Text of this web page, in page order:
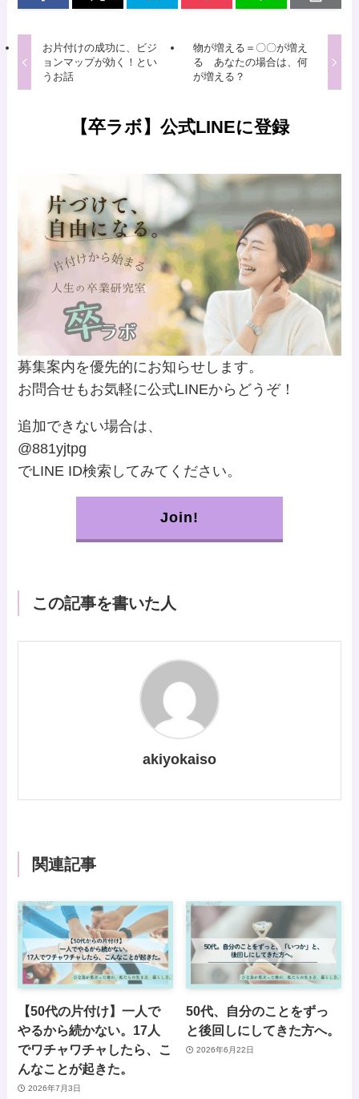
お片付けの成功に、ビジ
ョンマップが効く！とい
うお話
物が増える＝〇〇が増え
る あなたの場合は、何
が増える？
【卒ラボ】公式LINEに登録
募集案内を優先的にお知らせします。
お問合せもお気軽に公式LINEからどうぞ！
追加できない場合は、
@881yjtpg
でLINE ID検索してみてください。
Join!
この記事を書いた人
akiyokaiso
関連記事
【50代の片付け】一人で
やるから続かない。17人
でワチャワチャしたら、こ
んなことが起きた。
2026年7月3日
50代、自分のことをずっ
と後回しにしてきた方へ。
2026年6月22日